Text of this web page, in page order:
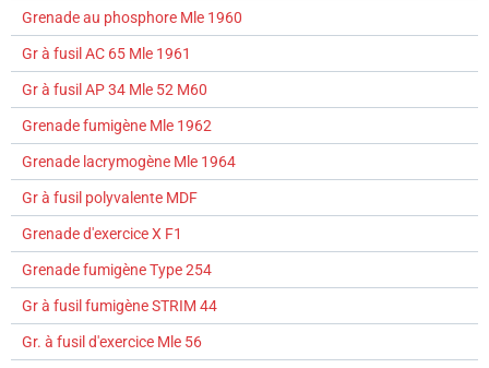
Grenade au phosphore Mle 1960
Gr à fusil AC 65 Mle 1961
Gr à fusil AP 34 Mle 52 M60
Grenade fumigène Mle 1962
Grenade lacrymogène Mle 1964
Gr à fusil polyvalente MDF
Grenade d'exercice X F1
Grenade fumigène Type 254
Gr à fusil fumigène STRIM 44
Gr. à fusil d'exercice Mle 56